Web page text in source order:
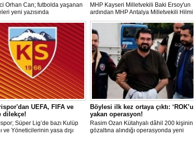
Orhan Can; futbolda yaşanan
yeni yazısında
MHP Kayseri Milletvekili Baki Ersoy'un
ardından MHP Antalya Milletvekili Hilmi
Durgun, Kasımpaşa ve Eyüpspor’un
'Kayyum' yönetimine geçmesini gerekçe
göstererek ligin tescil edilmemesi ve
mevzuatın işletilmesi çağrısı yaptı.
UEFA, FIFA ve
dilekçe!
Süper Lig’de bazı Kulüp
ve Yöneticilerinin yasa dışı
Böylesi ilk kez ortaya çıktı: ‘ROK’u
yakan operasyon!
Rasim Ozan Kütahyalı dâhil 200 kişinin
gözaltına alındığı operasyonda yeni